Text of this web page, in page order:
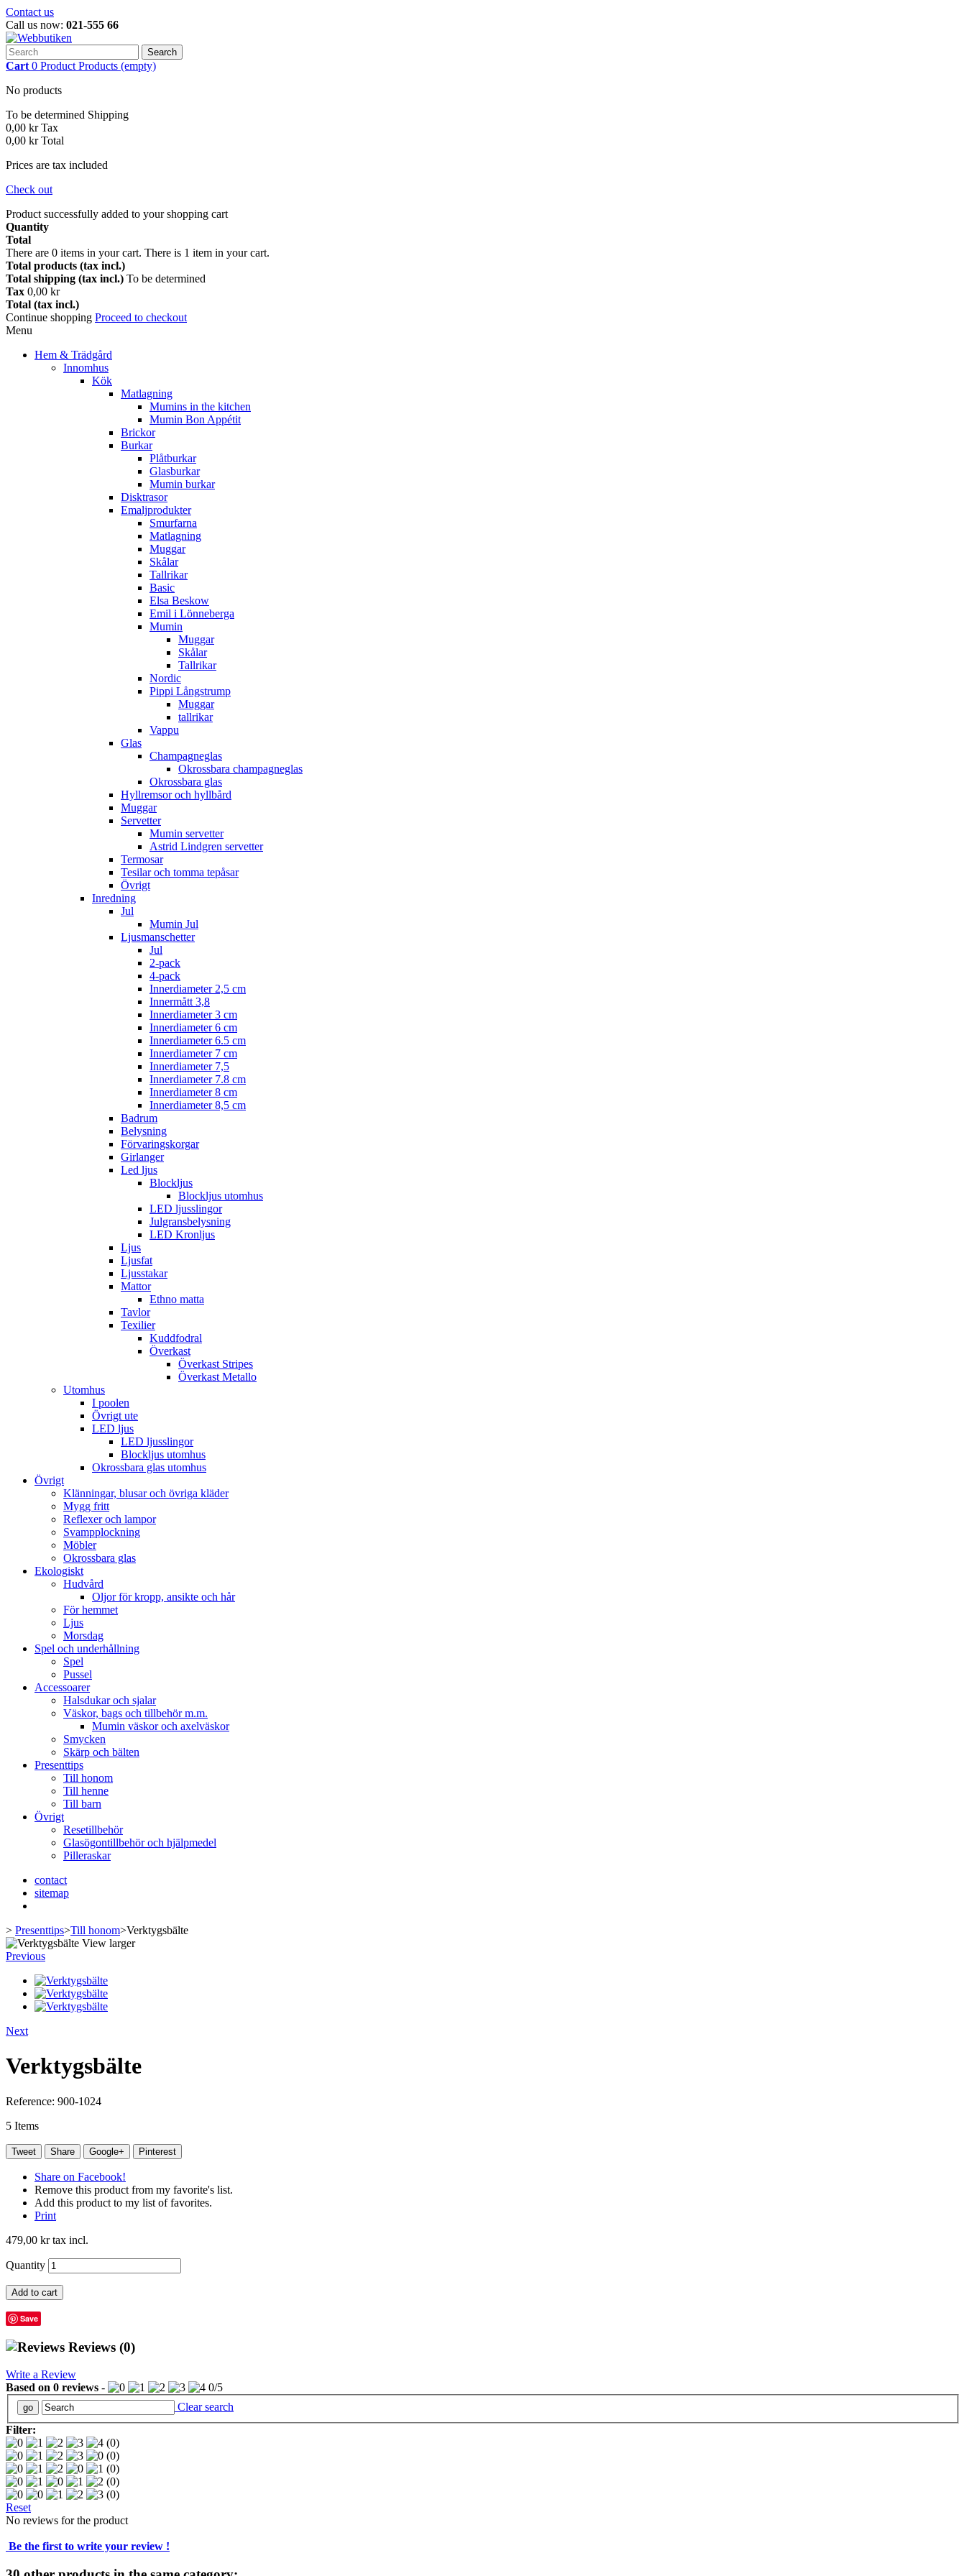
Contact us
Call us now: 021-555 66
Search
Cart 0 Product Products (empty)
No products
To be determined Shipping
0,00 kr Tax
0,00 kr Total
Prices are tax included
Check out
Product successfully added to your shopping cart
Quantity
Total
There are 0 items in your cart. There is 1 item in your cart.
Total products (tax incl.)
Total shipping (tax incl.) To be determined
Tax 0,00 kr
Total (tax incl.)
Continue shopping Proceed to checkout
Menu
Hem & Trädgård
Innomhus
Kök
Matlagning
Mumins in the kitchen
Mumin Bon Appétit
Brickor
Burkar
Plåtburkar
Glasburkar
Mumin burkar
Disktrasor
Emaljprodukter
Smurfarna
Matlagning
Muggar
Skålar
Tallrikar
Basic
Elsa Beskow
Emil i Lönneberga
Mumin
Muggar
Skålar
Tallrikar
Nordic
Pippi Långstrump
Muggar
tallrikar
Vappu
Glas
Champagneglas
Okrossbara champagneglas
Okrossbara glas
Hyllremsor och hyllbård
Muggar
Servetter
Mumin servetter
Astrid Lindgren servetter
Termosar
Tesilar och tomma tepåsar
Övrigt
Inredning
Jul
Mumin Jul
Ljusmanschetter
Jul
2-pack
4-pack
Innerdiameter 2,5 cm
Innermått 3,8
Innerdiameter 3 cm
Innerdiameter 6 cm
Innerdiameter 6.5 cm
Innerdiameter 7 cm
Innerdiameter 7,5
Innerdiameter 7.8 cm
Innerdiameter 8 cm
Innerdiameter 8,5 cm
Badrum
Belysning
Förvaringskorgar
Girlanger
Led ljus
Blockljus
Blockljus utomhus
LED ljusslingor
Julgransbelysning
LED Kronljus
Ljus
Ljusfat
Ljusstakar
Mattor
Ethno matta
Tavlor
Texilier
Kuddfodral
Överkast
Överkast Stripes
Överkast Metallo
Utomhus
I poolen
Övrigt ute
LED ljus
LED ljusslingor
Blockljus utomhus
Okrossbara glas utomhus
Övrigt
Klänningar, blusar och övriga kläder
Mygg fritt
Reflexer och lampor
Svampplockning
Möbler
Okrossbara glas
Ekologiskt
Hudvård
Oljor för kropp, ansikte och hår
För hemmet
Ljus
Morsdag
Spel och underhållning
Spel
Pussel
Accessoarer
Halsdukar och sjalar
Väskor, bags och tillbehör m.m.
Mumin väskor och axelväskor
Smycken
Skärp och bälten
Presenttips
Till honom
Till henne
Till barn
Övrigt
Resetillbehör
Glasögontillbehör och hjälpmedel
Pilleraskar
contact
sitemap
> Presenttips>Till honom>Verktygsbälte
View larger
Previous
Next
Verktygsbälte
Reference: 900-1024
5 Items
Tweet Share Google+ Pinterest
Share on Facebook!
Remove this product from my favorite's list.
Add this product to my list of favorites.
Print
479,00 krtax incl.
Quantity
Add to cart
Save
Reviews (0)
Write a Review
Based on 0 reviews - 0/5
Clear search
Filter:
(0)
(0)
(0)
(0)
(0)
Reset
No reviews for the product
Be the first to write your review !